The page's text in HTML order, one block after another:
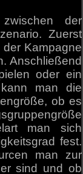
der
Zuerst
Kampagne
Anschließend
oder ein
man die
ob es
man sich
fest.
man zur
sind und ob